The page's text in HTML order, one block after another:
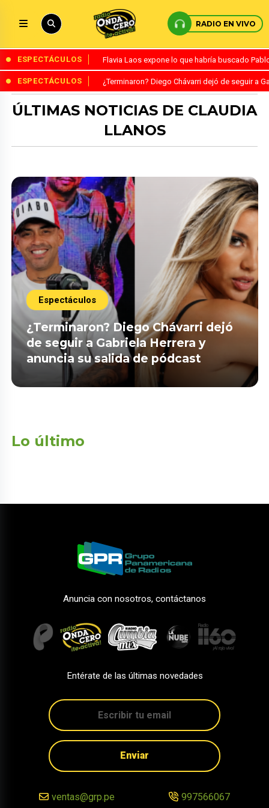
RADIO EN VIVO
ESPECTÁCULOS Flavia Laos expone lo que habría buscado
ESPECTÁCULOS ¿Terminaron? Diego Chávarri dejó de seguir a
ÚLTIMAS NOTICIAS DE CLAUDIA
LLANOS
Espectáculos
¿Terminaron? Diego Chávarri dejó
de seguir a Gabriela Herrera y
anuncia su salida de pódcast
Lo último
Anuncia con nosotros, contáctanos
Entérate de las últimas novedades
Enviar
ventas@grp.pe 997566067